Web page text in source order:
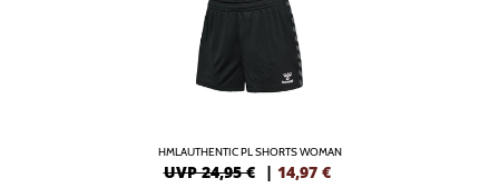
HMLAUTHENTIC PL SHORTS WOMAN
UVP 24,95 € | 14,97 €